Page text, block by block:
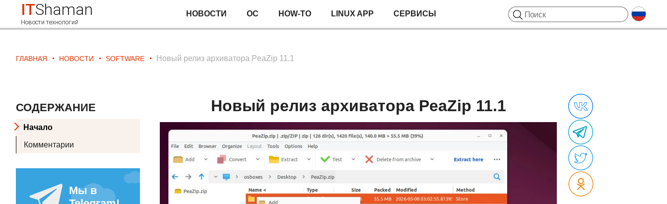
ITShaman
Новости технологий
НОВОСТИ ОС HOW-TO LINUX APP СЕРВИСЫ
ГЛАВНАЯ НОВОСТИ SOFTWARE Новый релиз архиватора PeaZip 11.1
СОДЕРЖАНИЕ
Начало
Комментарии
Новый релиз архиватора PeaZip 11.1